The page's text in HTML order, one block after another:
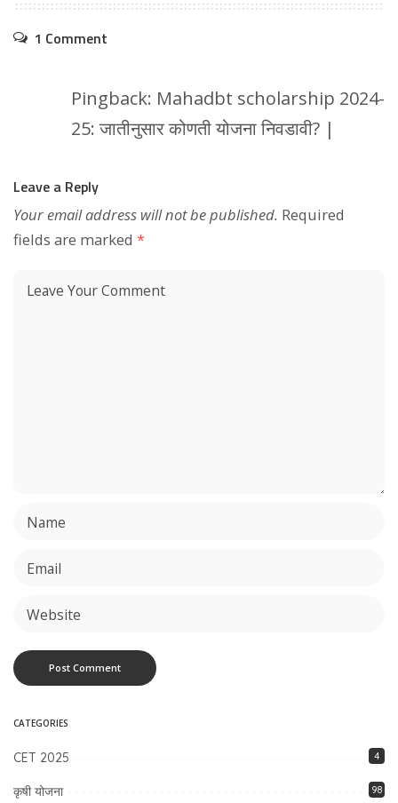
1 Comment
Pingback: Mahadbt scholarship 2024-
25: जातीनुसार कोणती योजना निवडावी? |
Leave a Reply
Your email address will not be published. Required
fields are marked *
CATEGORIES
CET 2025 4
कृषी योजना 98